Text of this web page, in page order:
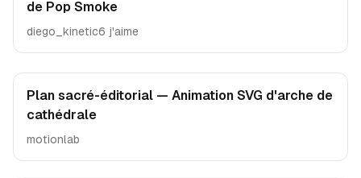
de Pop Smoke
diego_kinetic6 j'aime
Plan sacré-éditorial — Animation SVG d'arche de
cathédrale
motionlab